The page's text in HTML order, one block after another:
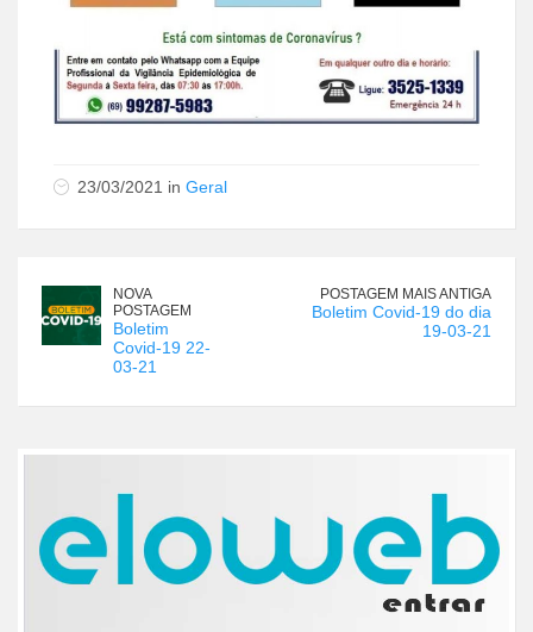
23/03/2021 in Geral
NOVA
POSTAGEM
Boletim
Covid-19 22-
03-21
POSTAGEM MAIS ANTIGA
Boletim Covid-19 do dia
19-03-21